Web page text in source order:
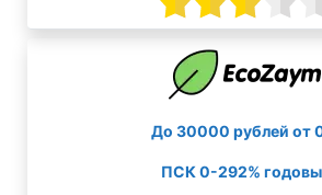
До 30000 рублей от
ПСК 0-292%